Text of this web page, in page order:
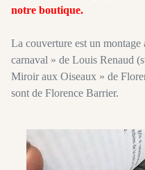
notre boutique.
La couverture est un
carnaval » de Louis Renaud
Miroir aux Oiseaux » de
sont de Florence Barrier.